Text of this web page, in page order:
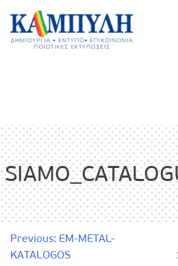
Skip
content
Πλοήγηση
Previous: EM-METAL-
KATALOGOS